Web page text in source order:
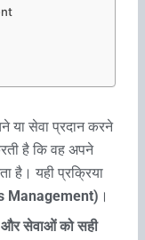
या सेवा प्रदान करने
है कि वह अपने
है। यही प्रक्रिया
Management) ।
और सेवाओं को सही